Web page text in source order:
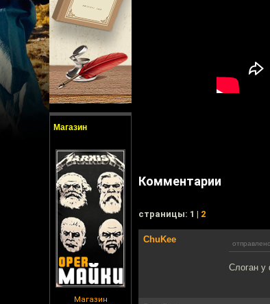
Магазин
Магазин
Комментарии
cтраницы: 1 | 2
ChuKee
Слоган у